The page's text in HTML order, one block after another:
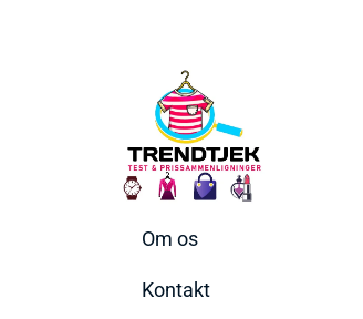
Om os
Kontakt
2025